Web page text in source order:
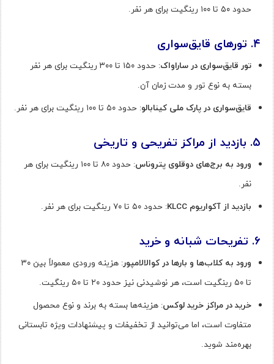
حدود ۵۰ تا ۱۰۰ رینگیت برای هر نفر.
۴. تورهای قایق‌سواری
تور قایق‌سواری در ساراواک
: حدود ۱۵۰ تا ۳۰۰ رینگیت برای هر نفر
بسته به نوع تور و مدت زمان آن.
قایق‌سواری در پارک ملی کینابالو: حدود ۵۰ تا ۱۰۰ رینگیت برای هر نفر.
۵. بازدید از مراکز تفریحی و تاریخی
ورود به برج‌های دوقلوی پتروناس
: حدود ۸۰ تا ۱۰۰ رینگیت برای هر
نفر.
بازدید از آکواریوم KLCC : حدود ۵۰ تا ۷۰ رینگیت برای هر نفر.
۶. تفریحات شبانه و خرید
ورود به کلاب‌ها و بارها در کوالالامپور
: هزینه ورودی معمولاً بین ۳۰
تا ۵۰ رینگیت است، هر نوشیدنی نیز حدود ۲۰ تا ۵۰ رینگیت.
خرید در مراکز خرید لوکس: هزینه‌ها بسته به برند و نوع محصول
متفاوت است، اما می‌توانید از تخفیفات و پیشنهادات ویژه تابستانی
بهره‌مند شوید.